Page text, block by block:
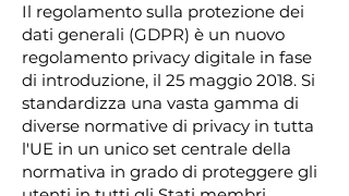
Il regolamento sulla protezione dei
dati generali (GDPR) è un nuovo
regolamento privacy digitale in fase
di introduzione, il 25 maggio 2018. Si
standardizza una vasta gamma di
diverse normative di privacy in tutta
l'UE in un unico set centrale della
normativa in grado di proteggere gli